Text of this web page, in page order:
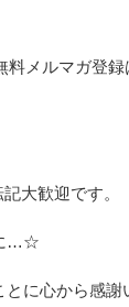
メルマガ登録
大歓迎です。
…☆
に心から感謝